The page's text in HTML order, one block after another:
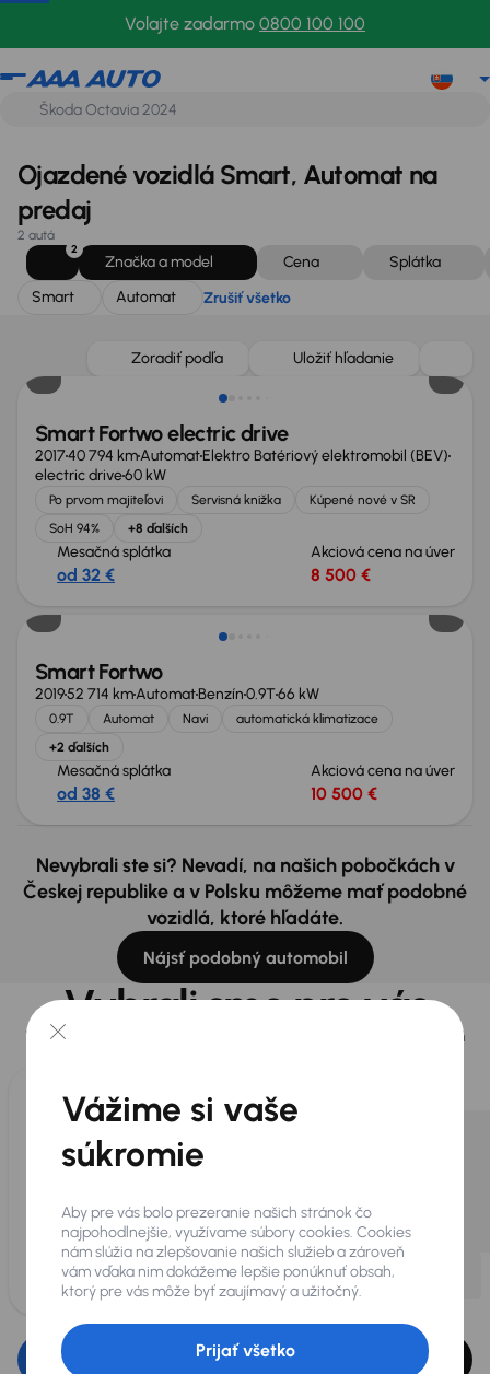
Volajte zadarmo 0800 100 100
Smart
Ojazdené vozidlá Smart, Automat na
predaj
2 autá
2
Značka a model Cena
Splátka
Smart
Automat Zrušiť všetko
Zoradiť podľa Uložiť hľadanie
Smart Fortwo electric drive
201740 794 kmAutomatElektro Batériový elektromobil (BEV)
electric drive60 kW
Po prvom majiteľovi Servisná knižka
Kúpené nové v SR
SoH 94%
+8 ďalších
Mesačná splátka
od 32 €
Akciová cena na úver
8 500 €
Smart Fortwo
201952 714 kmAutomatBenzín0.9T66 kW
0.9T Automat Navi
automatická klimatizace
+2 ďalších
Mesačná splátka
od 38 €
Akciová cena na úver
10 500 €
Nevybrali ste si? Nevadí, na našich pobočkách v
Českej republike a v Polsku môžeme mať podobné
vozidlá, ktoré hľadáte.
Nájsť podobný automobil
Vybrali sme pre vás
Vyberáme pre vás tie
z našej ponuky. Každý deň
Upraviť filter
Vážime si vaše
súkromie
Aby pre vás bolo prezeranie našich stránok čo
najpohodlnejšie, využívame súbory cookies. Cookies
nám slúžia na zlepšovanie našich služieb a zároveň
vám vďaka nim dokážeme lepšie ponúknuť obsah,
ktorý pre vás môže byť zaujímavý a užitočný.
Prijať všetko